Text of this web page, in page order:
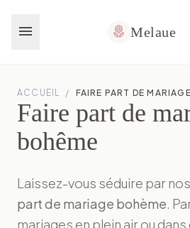
menu local_florist Melaue
ACCUEIL / FAIRE PART DE
Faire part de
bohême
Laissez-vous séduire par
part de mariage bohème.
mariages en plein air ou dans